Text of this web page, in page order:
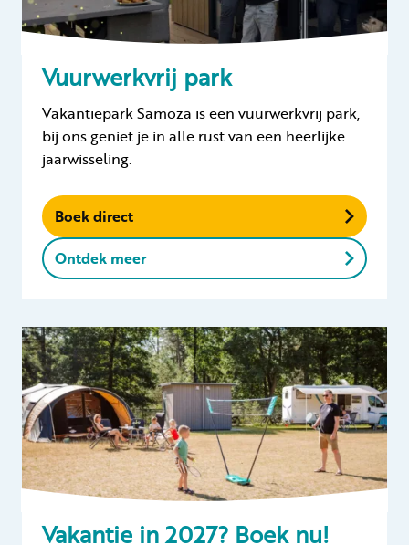
Vuurwerkvrij park
Vakantiepark Samoza is een vuurwerkvrij park,
bij ons geniet je in alle rust van een heerlijke
jaarwisseling.
Boek direct
Ontdek meer
Vakantie in 2027? Boek nu!